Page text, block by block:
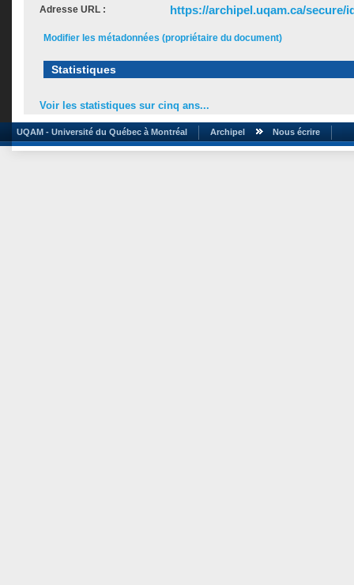
Adresse URL : https://archipel.uqam.ca/secure/
Modifier les métadonnées (propriétaire du document)
Statistiques
Voir les statistiques sur cinq ans...
UQAM - Université du Québec à Montréal Archipel Nous écrire